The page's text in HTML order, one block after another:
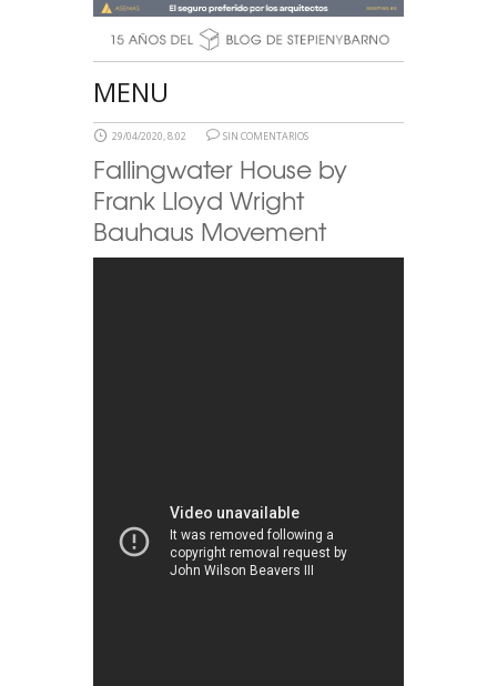
MENU
29/04/2020, 8:02 SIN COMENTARIOS
Fallingwater House by
Frank Lloyd Wright
Bauhaus Movement